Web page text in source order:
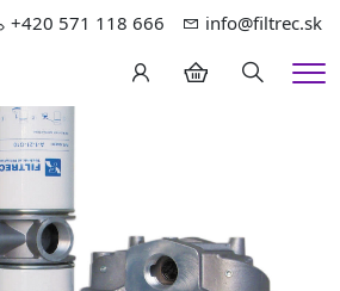
+420 571 118 666 info@filtrec.sk
Hledání